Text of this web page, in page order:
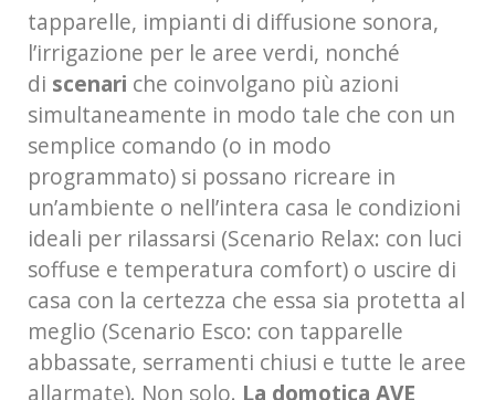
tapparelle, impianti di diffusione sonora,
l’irrigazione per le aree verdi, nonché
di scenari che coinvolgano più azioni
simultaneamente in modo tale che con un
semplice comando (o in modo
programmato) si possano ricreare in
un’ambiente o nell’intera casa le condizioni
ideali per rilassarsi (Scenario Relax: con luci
soffuse e temperatura comfort) o uscire di
casa con la certezza che essa sia protetta al
meglio (Scenario Esco: con tapparelle
abbassate, serramenti chiusi e tutte le aree
allarmate). Non solo. La domotica AVE